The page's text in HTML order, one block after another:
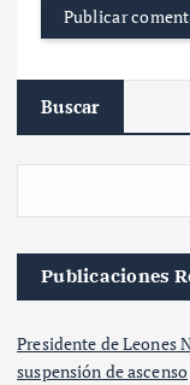
Buscar
Publicaciones
Presidente de Leones
suspensión de ascenso